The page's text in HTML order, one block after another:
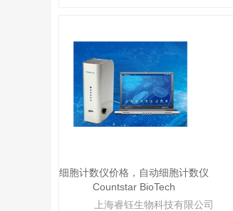
细胞计数仪价格，自动细胞计数仪
Countstar BioTech
上海睿钰生物科技有限公司